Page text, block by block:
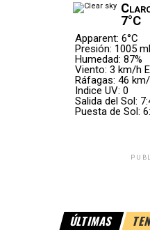
Las autoridades investigan
Por Móvil Quique
consecuencia del impacto,
,
lesiones de carácter leve.
El vehículo pertenecía a
y ambos
localidad. Hasta el
7°C
Apparent: 6°C
Presión: 1005
Humedad: 87%
Viento: 3 km/h
Ráfagas: 46
Indice UV: 0
Salida del Sol:
Puesta de Sol:
ÚLTIMAS